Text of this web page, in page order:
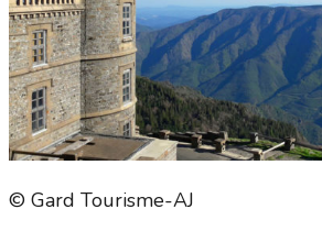
© Gard Tourisme-AJ